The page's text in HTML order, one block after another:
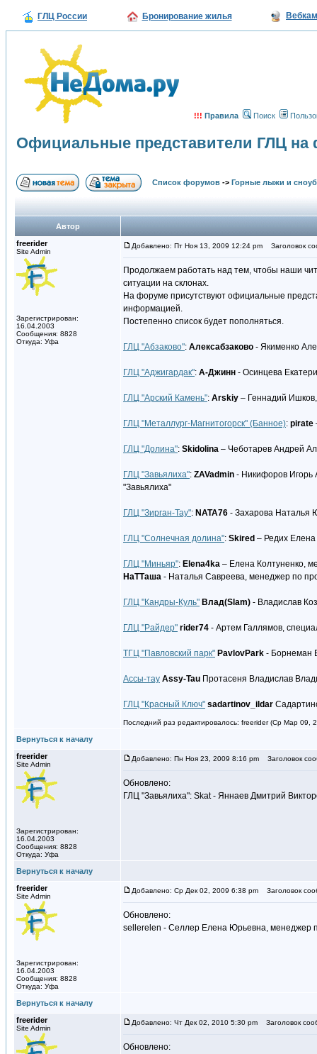
ГЛЦ России Бронирование жилья
!!! Правила Поиск
Официальные представители ГЛЦ на
Список форумов -> Горные лыжи и
Автор
freerider
Site Admin
Зарегистрирован:
16.04.2003
Сообщения: 8828
Откуда: Уфа
Добавлено: Пт Ноя 13, 2009 12:24 pm Заголовок
Продолжаем работать над тем, чтобы наши
ситуации на склонах.
На форуме присутствуют официальные
информацией.
Постепенно список будет пополняться.
ГЛЦ "Абзаково": Алексабзаково - Якименко
ГЛЦ "Аджигардак": А-Джинн - Осинцева
ГЛЦ "Арский Камень": Arskiy – Геннадий
ГЛЦ "Металлург-Магнитогорск" (Банное): pirate
ГЛЦ "Долина": Skidolina – Чеботарев Андрей
ГЛЦ "Завьялиха": ZAVadmin - Никифоров Игорь
"Завьялиха"
ГЛЦ "Зирган-Тау": NATA76 - Захарова Наталья
ГЛЦ "Солнечная долина": Skired – Редих
ГЛЦ "Миньяр": Elena4ka – Елена Колтуненко,
НаТТаша - Наталья Савреева, менеджер по
ГЛЦ "Кандры-Куль" Влад(Slam) - Владислав
ГЛЦ "Райдер" rider74 - Артем Галлямов,
ТГЦ "Павловский парк" PavlovPark - Борнеман
Ассы-тау Assy-Tau Протасеня Владислав
ГЛЦ "Красный Ключ" sadartinov_ildar
Последний раз редактировалось: freerider (Ср Мар 09,
Вернуться к началу
freerider
Site Admin
Зарегистрирован:
16.04.2003
Сообщения: 8828
Откуда: Уфа
Добавлено: Пн Ноя 23, 2009 8:16 pm Заголовок
Обновлено:
ГЛЦ "Завьялиха": Skat - Яннаев Дмитрий
Вернуться к началу
freerider
Site Admin
Зарегистрирован:
16.04.2003
Сообщения: 8828
Откуда: Уфа
Добавлено: Ср Дек 02, 2009 6:38 pm Заголовок
Обновлено:
sellerelen - Селлер Елена Юрьевна, менеджер
Вернуться к началу
freerider
Site Admin
Добавлено: Чт Дек 02, 2010 5:30 pm Заголовок
Обновлено: